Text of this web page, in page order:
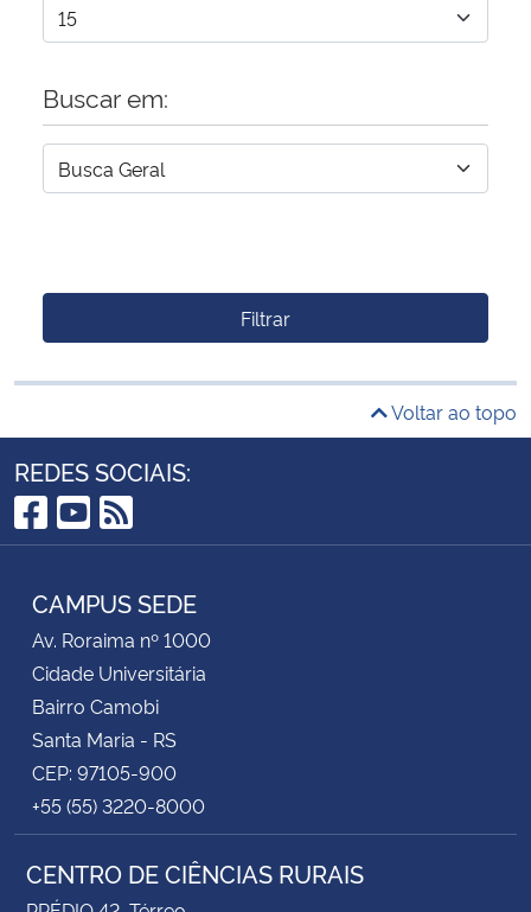
Buscar em:
Filtrar
Voltar ao topo
REDES SOCIAIS:
Facebook
YouTube
RSS
CAMPUS SEDE
Av. Roraima nº 1000
Cidade Universitária
Bairro Camobi
Santa Maria - RS
CEP: 97105-900
+55 (55) 3220-8000
CENTRO DE CIÊNCIAS RURAIS